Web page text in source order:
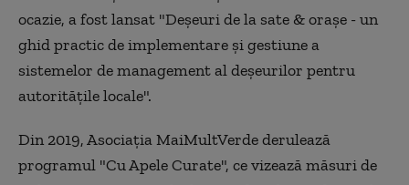
ocazie, a fost lansat "Deşeuri de la sate & oraşe - un
ghid practic de implementare şi gestiune a
sistemelor de management al deşeurilor pentru
autorităţile locale".
Din 2019, Asociaţia MaiMultVerde derulează
programul "Cu Apele Curate", ce vizează măsuri de